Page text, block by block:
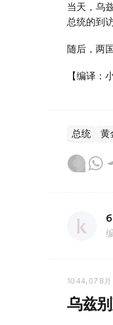
当天，乌
总统的到访
随后，两
【编译：
总统 黄
10:44, 07 8月
乌兹